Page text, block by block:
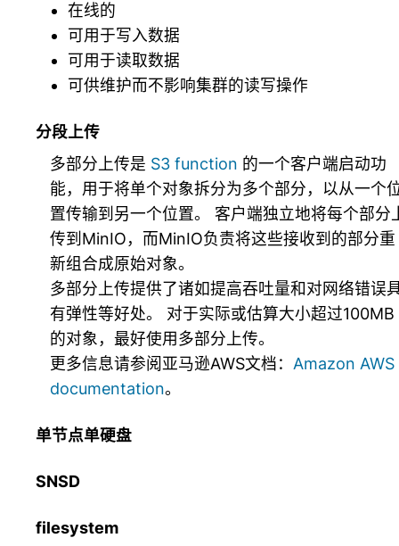
在线的
可用于写入数据
可用于读取数据
可供维护而不影响集群的读写操作
分段上传
多部分上传是 S3 function 的一个客户端启动功
能，用于将单个对象拆分为多个部分，以从一个
置传输到另一个位置。 客户端独立地将每个部分
传到MinIO，而MinIO负责将这些接收到的部分重
新组合成原始对象。
多部分上传提供了诸如提高吞吐量和对网络错误
有弹性等好处。 对于实际或估算大小超过100MB
的对象，最好使用多部分上传。
更多信息请参阅亚马逊AWS文档： Amazon AWS
documentation。
单节点单硬盘
SNSD
filesystem